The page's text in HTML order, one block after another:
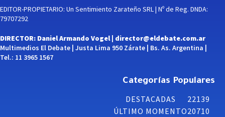
EDITOR-PROPIETARIO: Un Sentimiento Zarateño SRL | Nº de Reg. DNDA:
79707292
DIRECTOR: Daniel Armando Vogel | director@eldebate.com.ar
Multimedios El Debate | Justa Lima 950 Zárate | Bs. As. Argentina |
Tel.: 11 3965 1567
Categorías Populares
DESTACADAS
22139
ÚLTIMO MOMENTO20710